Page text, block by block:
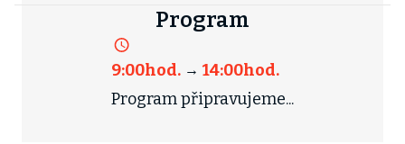
Program
9:00hod. → 14:00hod.
Program připravujeme...